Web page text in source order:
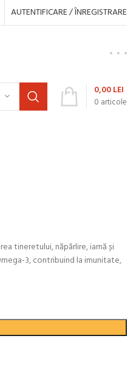
AUTENTIFICARE / ÎNREGISTRARE
0 articole
0,00LEI
tineretului, năpârlire, iarnă și
3, contribuind la imunitate,